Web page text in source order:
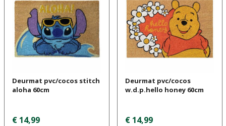
Deurmat pvc/cocos stitch
aloha 60cm
€ 14,99
Deurmat pvc/cocos
w.d.p.hello honey 60cm
€ 14,99